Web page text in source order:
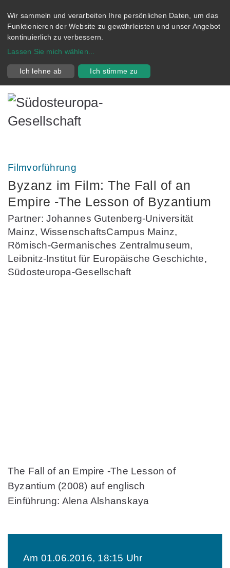
Wir sammeln und verarbeiten Ihre persönlichen Daten, um das
Funktionieren der Website zu gewährleisten und unser Angebot
kontinuierlich zu verbessern.
Lassen Sie mich wählen
Ich lehne ab Ich stimme zu
Filmvorführung
Byzanz im Film: The Fall of an
Empire -The Lesson of Byzantium
Partner: Johannes Gutenberg-Universität
Mainz, WissenschaftsCampus Mainz,
Römisch-Germanisches Zentralmuseum,
Leibnitz-Institut für Europäische Geschichte,
Südosteuropa-Gesellschaft
The Fall of an Empire -The Lesson of
Byzantium (2008) auf englisch
Einführung: Alena Alshanskaya
Am 01.06.2016, 18:15 Uhr